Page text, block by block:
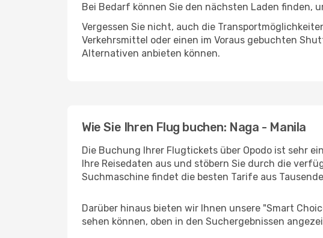
Bei Bedarf können Sie den nächsten Laden finden,
Vergessen Sie nicht, auch die
Verkehrsmittel oder einen im Voraus gebuchten
Alternativen anbieten können.
Wie Sie Ihren Flug buchen: Naga - Manila
Die Buchung Ihrer Flugtickets über Opodo ist sehr
Ihre Reisedaten aus und stöbern Sie durch die
Suchmaschine findet die besten Tarife aus
Darüber hinaus bieten wir Ihnen unsere "Smart
sehen können, oben in den Suchergebnissen